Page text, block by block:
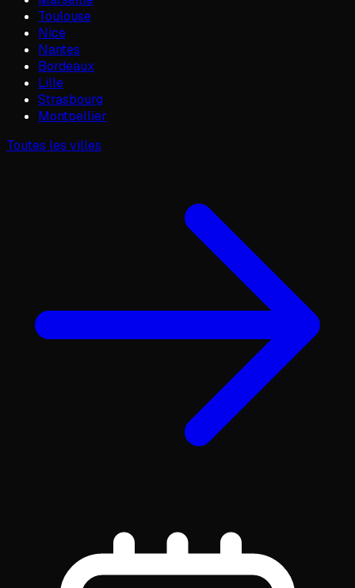
Toulouse
Nice
Nantes
Bordeaux
Lille
Strasbourg
Montpellier
Toutes les villes